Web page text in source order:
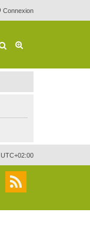
Connexion
Rechercher
UTC+02:00